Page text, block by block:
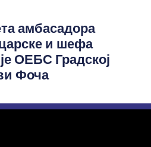
амбасадора
и шефа
ОЕБС Градској
Фоча